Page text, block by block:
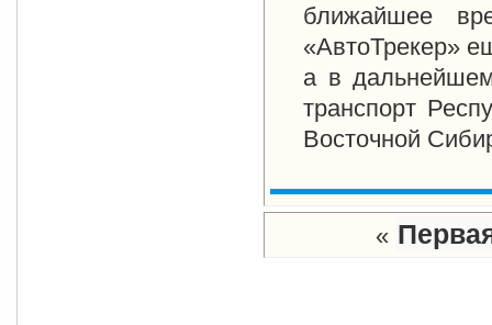
ближайшее
«АвтоТрекер»
а в
транспорт
Восточной
«